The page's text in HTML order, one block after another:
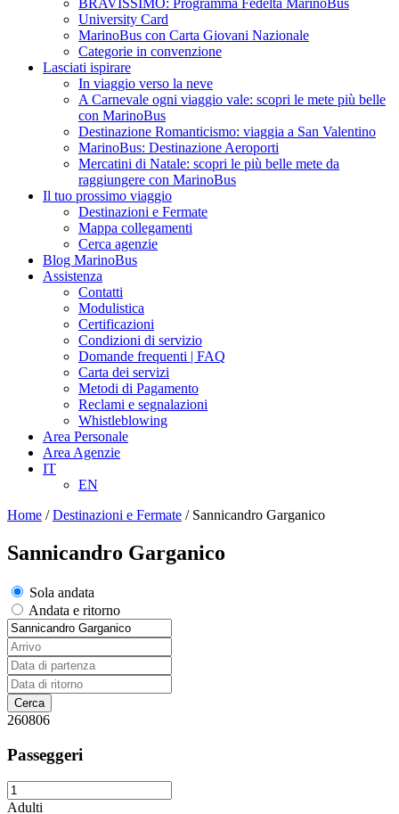
BRAVISSIMO: Programma Fedeltà MarinoBus
University Card
MarinoBus con Carta Giovani Nazionale
Categorie in convenzione
Lasciati ispirare
In viaggio verso la neve
A Carnevale ogni viaggio vale: scopri le mete più belle
con MarinoBus
Destinazione Romanticismo: viaggia a San Valentino
MarinoBus: Destinazione Aeroporti
Mercatini di Natale: scopri le più belle mete da
raggiungere con MarinoBus
Il tuo prossimo viaggio
Destinazioni e Fermate
Mappa collegamenti
Cerca agenzie
Blog MarinoBus
Assistenza
Contatti
Modulistica
Certificazioni
Condizioni di servizio
Domande frequenti | FAQ
Carta dei servizi
Metodi di Pagamento
Reclami e segnalazioni
Whistleblowing
Area Personale
Area Agenzie
IT
EN
Home / Destinazioni e Fermate / Sannicandro Garganico
Sannicandro Garganico
Sola andata
Andata e ritorno
260806
Passeggeri
Adulti